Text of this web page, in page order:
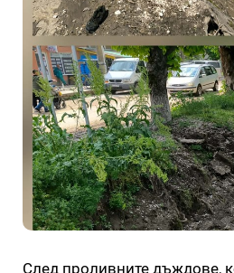
След проливните дъждове,